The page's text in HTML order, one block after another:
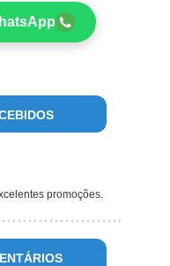
promoções.